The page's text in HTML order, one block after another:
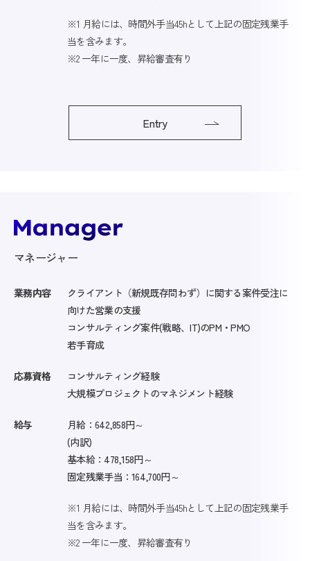
※1 月給には、時間外手当45hとして上記の固定残業手
当を含みます。
※2 一年に一度、昇給審査有り
Entry
マネージャー
業務内容
クライアント（新規既存問わず）に関する案件受注に
向けた営業の支援
コンサルティング案件(戦略、IT)のPM・PMO
若手育成
応募資格
コンサルティング経験
大規模プロジェクトのマネジメント経験
給与
月給：642,858円～
(内訳)
基本給：478,158円～
固定残業手当：164,700円～
※1 月給には、時間外手当45hとして上記の固定残業手
当を含みます。
※2 一年に一度、昇給審査有り